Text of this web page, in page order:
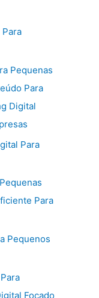
Pequenas
Para
Digital
Para
Para
Pequenos
Focado